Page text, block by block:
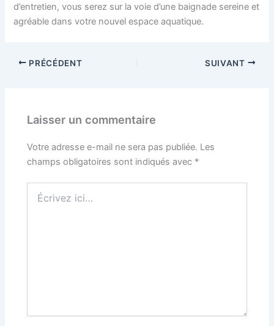
d’entretien, vous serez sur la voie d’une baignade sereine et
agréable dans votre nouvel espace aquatique.
PRÉCÉDENT SUIVANT
Laisser un commentaire
Votre adresse e-mail ne sera pas publiée. Les
champs obligatoires sont indiqués avec *
ici…